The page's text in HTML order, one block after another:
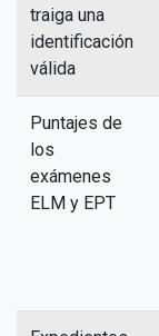
traiga una
identificación
válida
Puntajes de
los
exámenes
ELM y EPT